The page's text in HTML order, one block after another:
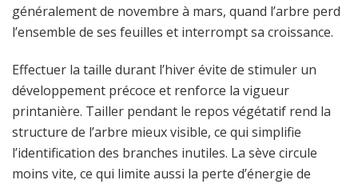
généralement de novembre à mars, quand l’arbre perd
l’ensemble de ses feuilles et interrompt sa croissance.
Effectuer la taille durant l’hiver évite de stimuler un
développement précoce et renforce la vigueur
printanière. Tailler pendant le repos végétatif rend la
structure de l’arbre mieux visible, ce qui simplifie
l’identification des branches inutiles. La sève circule
moins vite, ce qui limite aussi la perte d’énergie de